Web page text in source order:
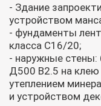
- Здание
устройством
- фундаменты
класса С16/20;
- наружные стены:
Д500 В2.5 на
утеплением
и устройством